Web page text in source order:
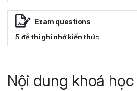
Exam questions
5 đề thi ghi nhớ kiến thức
Nội dung khoá học